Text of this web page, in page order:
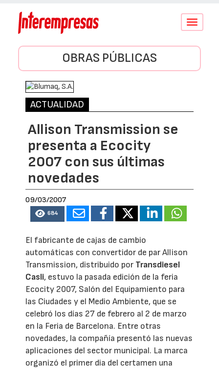
Conmutar
OBRAS PÚBLICAS
ACTUALIDAD
Allison Transmission se
presenta a Ecocity
2007 con sus últimas
novedades
09/03/2007
684
El fabricante de cajas de cambio
automáticas con convertidor de par Allison
Transmission, distribuido por Transdiesel
Casli, estuvo la pasada edición de la feria
Ecocity 2007, Salón del Equipamiento para
las Ciudades y el Medio Ambiente, que se
celebró los días 27 de febrero al 2 de marzo
en la Feria de Barcelona. Entre otras
novedades, la compañía presentó las nuevas
aplicaciones del sector municipal. La marca
organizó el primer dia del certamen una